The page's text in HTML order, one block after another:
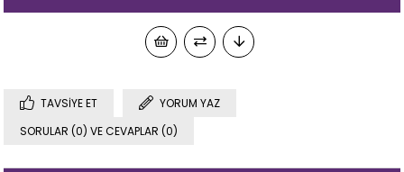
TAVSIYE ET
YORUM YAZ
SORULAR (0) VE CEVAPLAR (0)